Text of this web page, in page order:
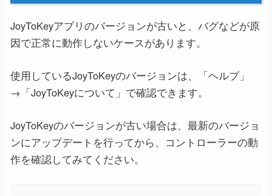
JoyToKeyアプリのバージョンが古いと、バグなどが原
因で正常に動作しないケースがあります。
使用しているJoyToKeyのバージョンは、「ヘルプ」
→「JoyToKeyについて」で確認できます。
JoyToKeyのバージョンが古い場合は、最新のバージョ
ンにアップデートを行ってから、コントローラーの動
作を確認してみてください。